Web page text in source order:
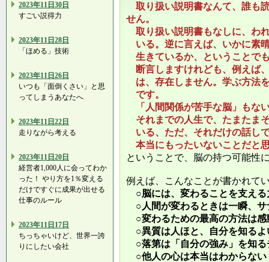
2023年11日30日
すごい説得力
2023年11日28日
「ほめる」技術
2023年11日26日
いつも「面倒くさい」と思
ってしまうあなたへ
2023年11日22日
走りながら考える
2023年11日20日
経営者1,000人に会ってわか
った！ やり方を1％変える
だけですぐに成果が出せる
仕事のルール
2023年11日17日
ちっちゃいけど、世界一誇
りにしたい会社
取り扱い説明書なんて、誰も
せん。
取り扱い説明書もなしに、わ
いる。逆に言えば、いかに素
生きているか、ということで
断言しますけれども、例えば
は、存在しません。学ぶ方法
です。
「人間関係が苦手な脳」もな
それまでの人生で、たまたま
いる、ただ、それだけの話し
本当にもったいないことだと
ということで、脳の持つ可能性
例えば、こんなことが書かれて
○脳には、変わることを支える
○人間が変わるときは一瞬、サ
○変わるための最高の方法は感
○異質は人ほと、自分を知るよ
○落第は「自分の強み」を知る
○他人の心は本当はわからない